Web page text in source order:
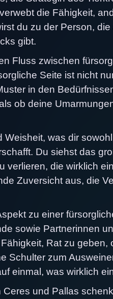
die Fähigkeit,
du zu der Person,
gibt.
Fluss zwischen
Seite ist nicht
in den
ob deine
was dir
Du siehst das
verlieren, die wirklich
Zuversicht aus, die
zu einer
sowie Partnerinnen
Rat zu
Schulter zum
einmal, was wirklich
und Pallas